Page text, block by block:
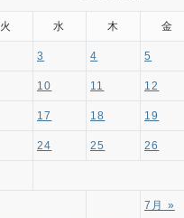
火 水 木 金
7月 »
3 4 5
10 11 12
17 18 19
24 25 26